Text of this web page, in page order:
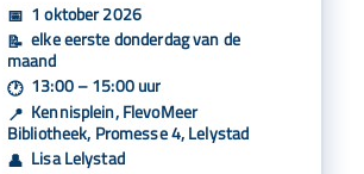
📅 1 oktober 2026
📝 elke eerste donderdag van de
maand
🕐 13:00 – 15:00 uur
📍 Kennisplein, FlevoMeer
Bibliotheek, Promesse 4, Lelystad
👤 Lisa Lelystad